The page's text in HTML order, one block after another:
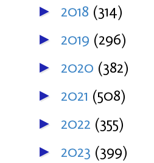
► 2018 (314)
► 2019 (296)
► 2020 (382)
► 2021 (508)
► 2022 (355)
► 2023 (399)